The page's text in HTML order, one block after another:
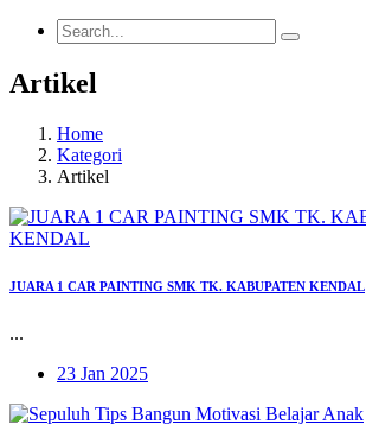
Artikel
Home
Kategori
Artikel
JUARA 1 CAR PAINTING SMK TK. KABUPATEN KENDAL
...
23 Jan 2025